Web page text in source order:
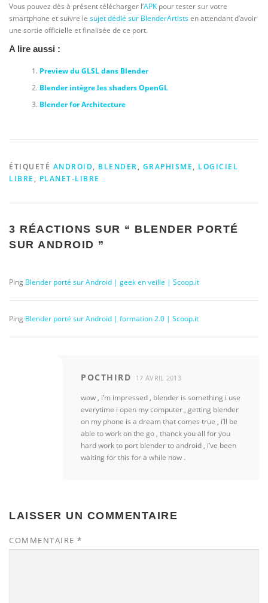
Vous pouvez dès à présent télécharger l’APK pour tester sur votre
smartphone et suivre le sujet dédié sur BlenderArtistsen attendant d’avoir
une sortie officielle et finalisée de ce port.
A lire aussi :
Preview du GLSL dans Blender
Blender intègre les shaders OpenGL
Blender for Architecture
ÉTIQUETÉ ANDROID, BLENDER, GRAPHISME, LOGICIEL
LIBRE , PLANET-LIBRE
3 RÉACTIONS SUR “ BLENDER PORTÉ
SUR ANDROID ”
Ping Blender porté sur Android | geek en veille | Scoop.it
Ping Blender porté sur Android | formation 2.0 | Scoop.it
POCTHIRD 17 AVRIL 2013
wow , i’m impressed , blender is something i use
everytime i open my computer , getting blender
on my phone is a dream that comes true , i’ll be
able to work on the go , thanck you all for you
hard work to port blender to android , i’ve been
waiting for this for a while now .
LAISSER UN COMMENTAIRE
COMMENTAIRE *